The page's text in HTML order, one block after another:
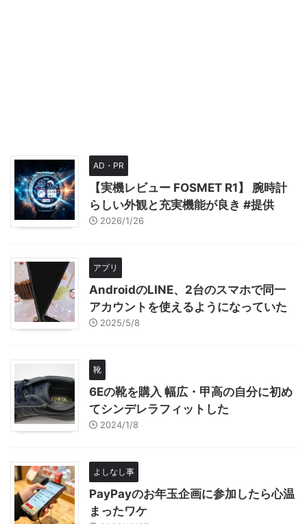
AD・PR
【実機レビュー FOSMET R1】 腕時計
らしい外観と充実機能が良き #提供
2026/1/26
アプリ
AndroidのLINE、2台のスマホで同一
アカウントを使えるようになっていた
2025/5/8
靴
6Eの靴を購入 幅広・甲高の自分に初め
てシンデレラフィットした
2024/1/8
よしなし事
PayPayのお年玉企画に参加したら心温
まったワケ